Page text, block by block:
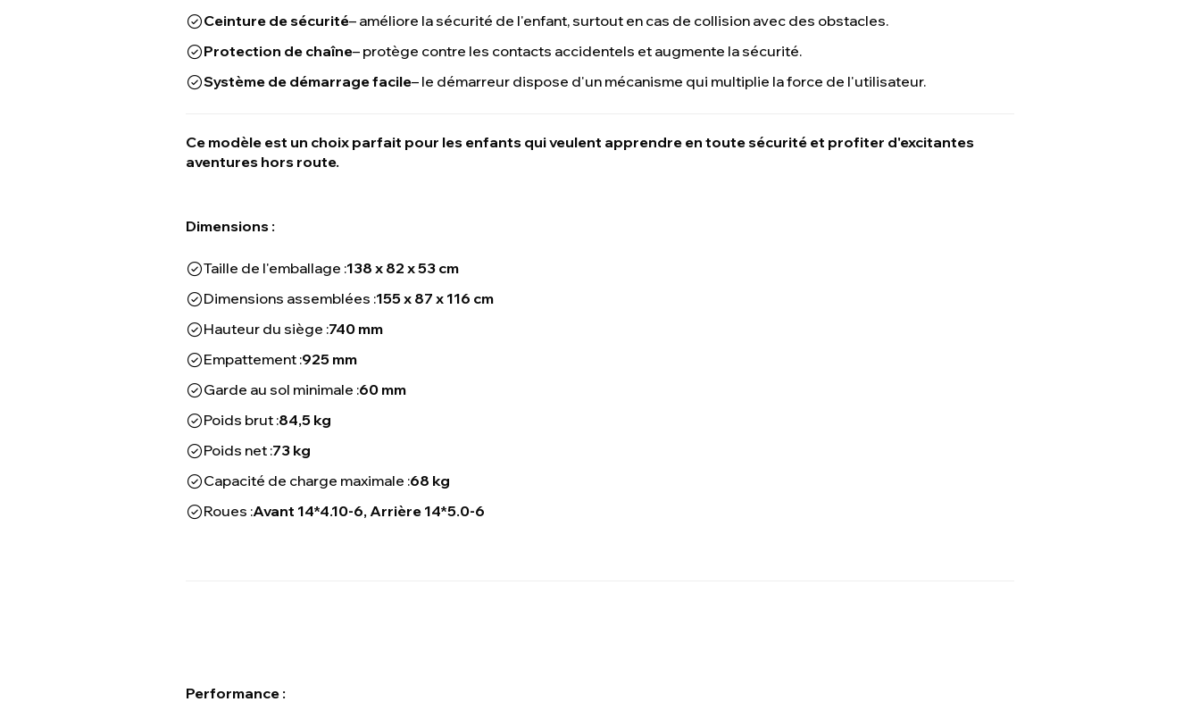
Ceinture de sécurité– améliore la sécurité de l'enfant, surtout en cas de collision avec des obstacles.
Protection de chaîne– protège contre les contacts accidentels et augmente la sécurité.
Système de démarrage facile– le démarreur dispose d'un mécanisme qui multiplie la force de l'utilisateur.
Ce modèle est un choix parfait pour les enfants qui veulent apprendre en toute sécurité et profiter d'excitantes
aventures hors route.
Dimensions :
Taille de l'emballage :138 x 82 x 53 cm
Dimensions assemblées :155 x 87 x 116 cm
Hauteur du siège :740 mm
Empattement :925 mm
Garde au sol minimale :60 mm
Poids brut :84,5 kg
Poids net :73 kg
Capacité de charge maximale :68 kg
Roues :Avant 14*4.10-6, Arrière 14*5.0-6
Performance :